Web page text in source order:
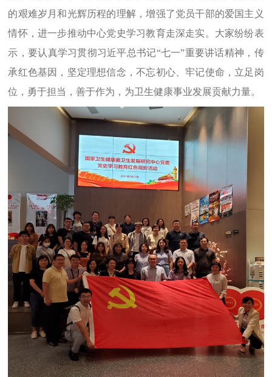
的艰难岁月和光辉历程的理解，增强了党员干部的爱国主义
情怀，进一步推动中心党史学习教育走深走实。大家纷纷表
示，要认真学习贯彻习近平总书记“七一”重要讲话精神，传
承红色基因，坚定理想信念，不忘初心、牢记使命，立足岗
位，勇于担当，善于作为，为卫生健康事业发展贡献力量。